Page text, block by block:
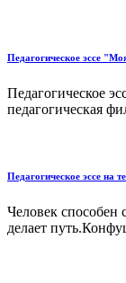
Педагогическое эссе
Педагогическое
педагогическая
Педагогическое эссе на
Человек способен
делает